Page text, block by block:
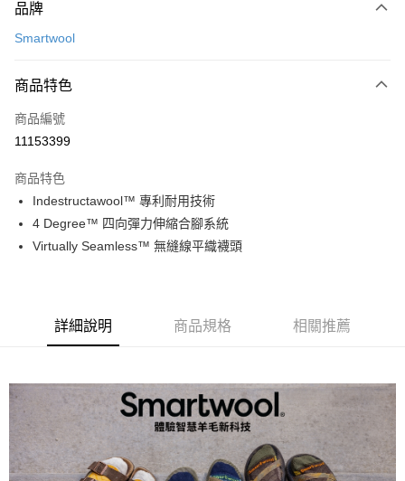
信用卡一次付款
3 期 0 利率 每期
合作金庫商業銀行
上海商業儲蓄銀行
臺灣中小企業銀行
匯豐（台灣）商業銀行
聯邦商業銀行
遠東國際商業銀行
元大商業銀行
永豐商業銀行
超商取貨付款
LINE Pay
Apple Pay
ATM付款
付款後全家取貨
7-11取貨付款
每筆NT$60，滿NT$490(含以上)免運費
付款後7-11取貨
品牌
Smartwool
商品特色
商品編號
11153399
商品特色
Indestructawool™ 專利耐用技術
4 Degree™ 四向彈力伸縮合腳系統
Virtually Seamless™ 無縫線平織襪頭
詳細說明 商品規格 相關推薦